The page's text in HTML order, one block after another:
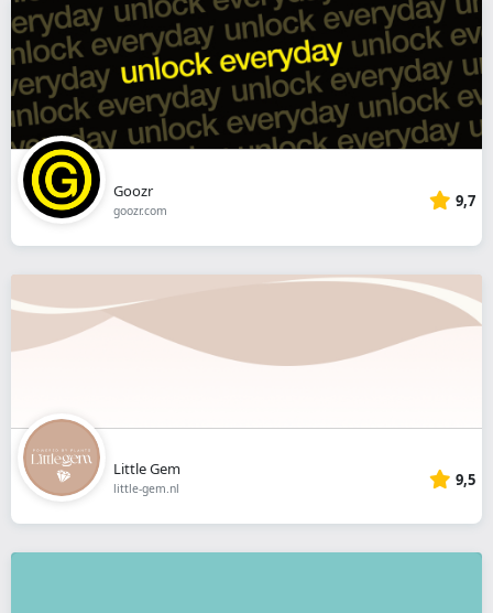
Goozr
goozr.com 9,7
Little Gem
little-gem.nl 9,5